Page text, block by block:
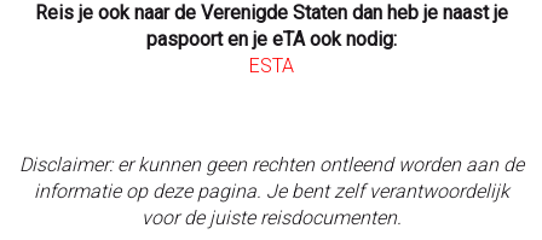
Reis je ook naar de Verenigde Staten dan heb je naast je
paspoort en je eTA ook nodig:
ESTA
Disclaimer: er kunnen geen rechten ontleend worden aan de
informatie op deze pagina. Je bent zelf verantwoordelijk
voor de juiste reisdocumenten.